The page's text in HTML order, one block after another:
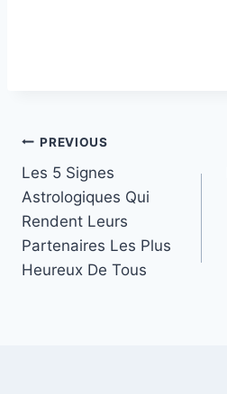
Post
navigation
PREVIOUS
Les 5 Signes
Astrologiques Qui
Rendent Leurs
Partenaires Les Plus
Heureux De Tous